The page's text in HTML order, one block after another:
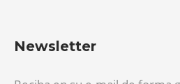
Newsletter